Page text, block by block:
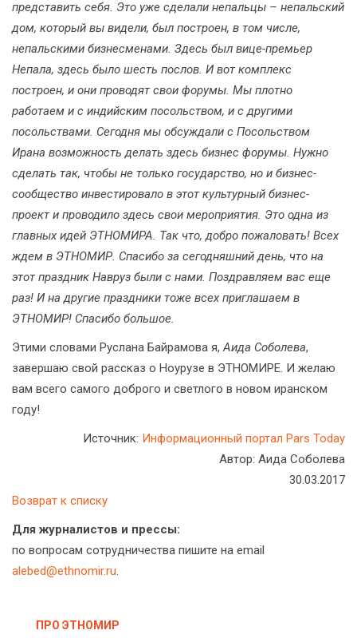
представить себя. Это уже сделали непальцы – непальский
дом, который вы видели, был построен, в том числе,
непальскими бизнесменами. Здесь был вице-премьер
Непала, здесь было шесть послов. И вот комплекс
построен, и они проводят свои форумы. Мы плотно
работаем и с индийским посольством, и с другими
посольствами. Сегодня мы обсуждали с Посольством
Ирана возможность делать здесь бизнес форумы. Нужно
сделать так, чтобы не только государство, но и бизнес-
сообщество инвестировало в этот культурный бизнес-
проект и проводило здесь свои мероприятия. Это одна из
главных идей ЭТНОМИРА. Так что, добро пожаловать! Всех
ждем в ЭТНОМИР. Спасибо за сегодняшний день, что на
этот праздник Навруз были с нами. Поздравляем вас еще
раз! И на другие праздники тоже всех приглашаем в
ЭТНОМИР! Спасибо большое.
Этими словами Руслана Байрамова я,Аида Соболева,
завершаю свой рассказ о Ноурузе в ЭТНОМИРЕ. И желаю
вам всего самого доброго и светлого в новом иранском
году!
Источник: Информационный портал Pars Today
Автор: Аида Соболева
30.03.2017
Возврат к списку
Для журналистов и прессы:
по вопросам сотрудничества пишите на email
alebed@ethnomir.ru.
ПРО ЭТНОМИР